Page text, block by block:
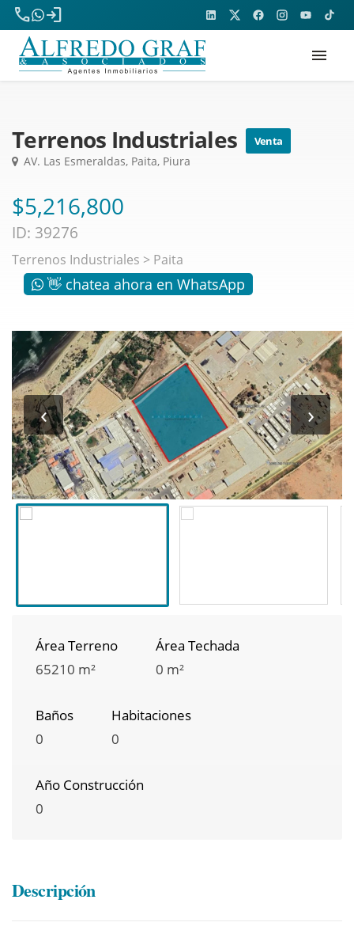
phone
login
menu
Terrenos Industriales Venta
AV. Las Esmeraldas, Paita, Piura
$5,216,800
ID: 39276
Terrenos Industriales > Paita
👋 chatea ahora en WhatsApp
‹ ›
Área Terreno
65210 m²
Área Techada
0 m²
Baños
0
Habitaciones
0
Año Construcción
0
Descripción